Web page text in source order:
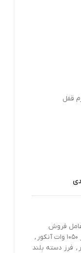
فروش
,
, فرز دسته بلند